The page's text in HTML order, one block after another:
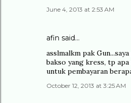
June 4, 2013 at 2:53 AM
afin said…
asslmalkm pak
bakso yang kress, tp
untuk pembayaran
October 12, 2013 at 3:25 AM